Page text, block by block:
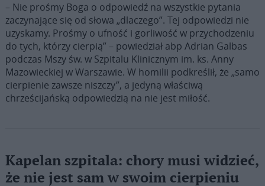
– Nie prośmy Boga o odpowiedź na wszystkie pytania
zaczynające się od słowa „dlaczego”. Tej odpowiedzi nie
uzyskamy. Prośmy o ufność i gorliwość w przychodzeniu
do tych, którzy cierpią” – powiedział abp Adrian Galbas
podczas Mszy św. w Szpitalu Klinicznym im. ks. Anny
Mazowieckiej w Warszawie. W homilii podkreślił, że „samo
cierpienie zawsze niszczy”, a jedyną właściwą
chrześcijańską odpowiedzią na nie jest miłość.
Kapelan szpitala: chory musi widzieć,
że nie jest sam w swoim cierpieniu